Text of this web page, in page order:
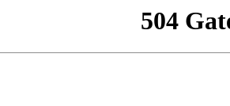
504